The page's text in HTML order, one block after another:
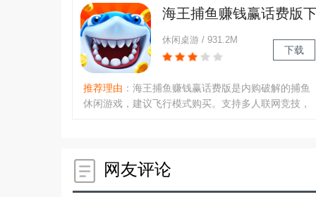
海秘境探索满载宝藏，重温经典捕鱼快感，开启你的
捕鱼传奇！..
海王捕鱼赚钱赢话费版
载官方最新版
休闲桌游 / 931.2M
下载
推荐理由 ：海王捕鱼赚钱赢话费版是内购破解的捕鱼
休闲游戏，建议飞行模式购买。支持多人联网竞技，
费。可调节炮台倍率，探索新地图解锁冒险内容，尽
享捕鱼乐趣。..
网友评论